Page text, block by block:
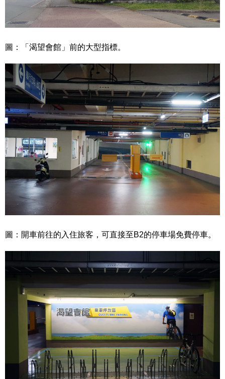
圖：「渴望會館」前的大型指標。
圖：開車前往的入住旅客，可直接至B2的停車場免費停車。